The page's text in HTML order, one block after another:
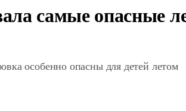
самые опасные
особенно опасны для детей летом